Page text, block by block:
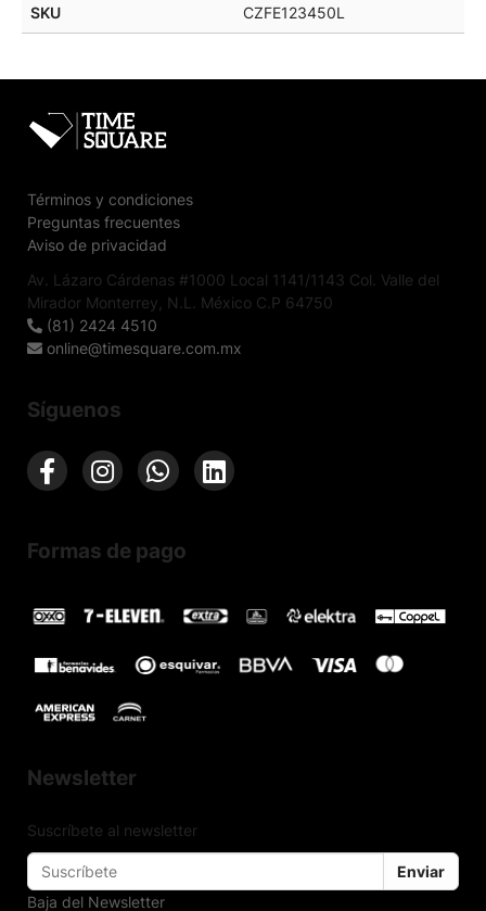
SKU CZFE123450L
Términos y condiciones
Preguntas frecuentes
Aviso de privacidad
Av. Lázaro Cárdenas #1000 Local 1141/1143 Col. Valle del
Mirador Monterrey, N.L. México C.P 64750
(81) 2424 4510
online@timesquare.com.mx
Síguenos
Formas de pago
Newsletter
Suscríbete al newsletter
Enviar
Baja del Newsletter